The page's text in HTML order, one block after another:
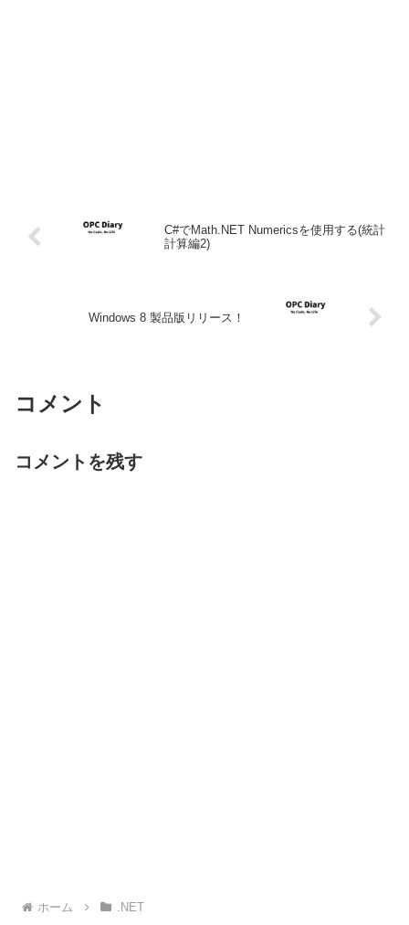
C#でMath.NET Numericsを使用する(統計
計算編2)
Windows 8 製品版リリース！
コメント
コメントを残す
ホーム .NET